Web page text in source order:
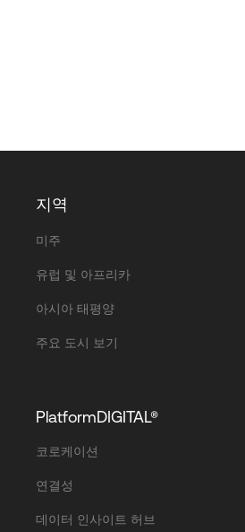
지역
미주
유럽 및 아프리카
아시아 태평양
주요 도시 보기
PlatformDIGITAL®
코로케이션
연결성
데이터 인사이트 허브